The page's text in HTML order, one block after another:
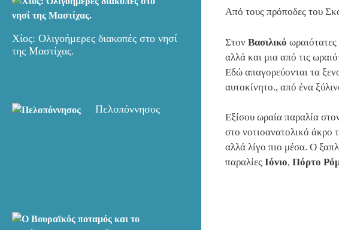
Από τους πρόποδες του
Στον Βασιλικό ωραιότατες
αλλά και μια από τις
Εδώ απαγορεύονται τα
αυτοκίνητο., από ένα
Εξίσου ωραία παραλία
στο νοτιοανατολικό άκρο
αλλά λίγο πιο μέσα. Ο
παραλίες Ιόνιο, Πόρτο
Χίος: Ολιγοήμερες διακοπές στο νησί
της Μαστίχας.
Πελοπόννησος